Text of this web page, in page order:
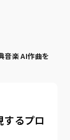
音楽 AI作曲を
るプロ